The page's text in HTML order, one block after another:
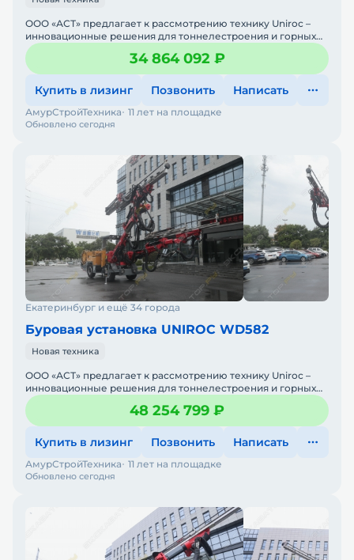
ООО «АСТ» предлагает к рассмотрению технику Uniroc –
инновационные решения для тоннелестроения и горных
работUniroc – международный брен
34 864 092 ₽
Купить в лизинг Позвонить Написать
Обновлено сегодня
АмурСтройТехника 11 лет на площадке
Екатеринбург и ещё 34 города
Буровая установка UNIROC WD582
Новая техника
ООО «АСТ» предлагает к рассмотрению технику Uniroc –
инновационные решения для тоннелестроения и горных
работ Uniroc – международный бр
48 254 799 ₽
Купить в лизинг Позвонить Написать
Обновлено сегодня
АмурСтройТехника 11 лет на площадке